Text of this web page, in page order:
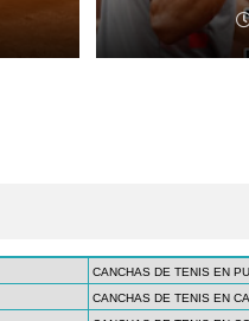
CANCHAS DE TENIS EN
CANCHAS DE TENIS EN